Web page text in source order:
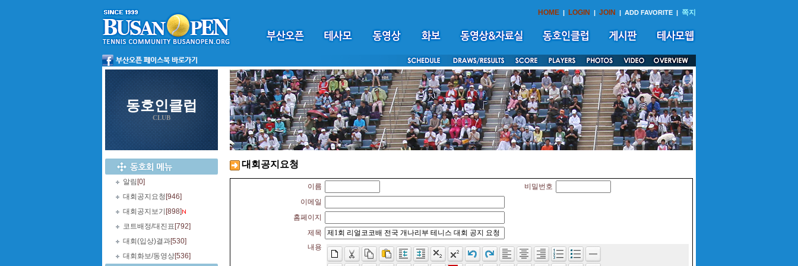
HOME | LOGIN | JOIN | ADD FAVORITE | 쪽지
동호인클럽
CLUB
알림 [0]
대회공지요청 [946]
대회공지보기 [898]
코트배정/대진표 [792]
대회(입상)결과[530]
대회화보/동영상[536]
대회공지요청
이름
비밀번호
이메일
홈페이지
제목
내용